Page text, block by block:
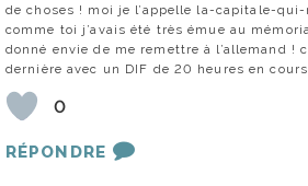
de choses ! moi je l’appelle la-capitale-
comme toi j’avais été très émue au
donné envie de me remettre à l’allemand !
dernière avec un DIF de 20 heures en
0
RÉPONDRE